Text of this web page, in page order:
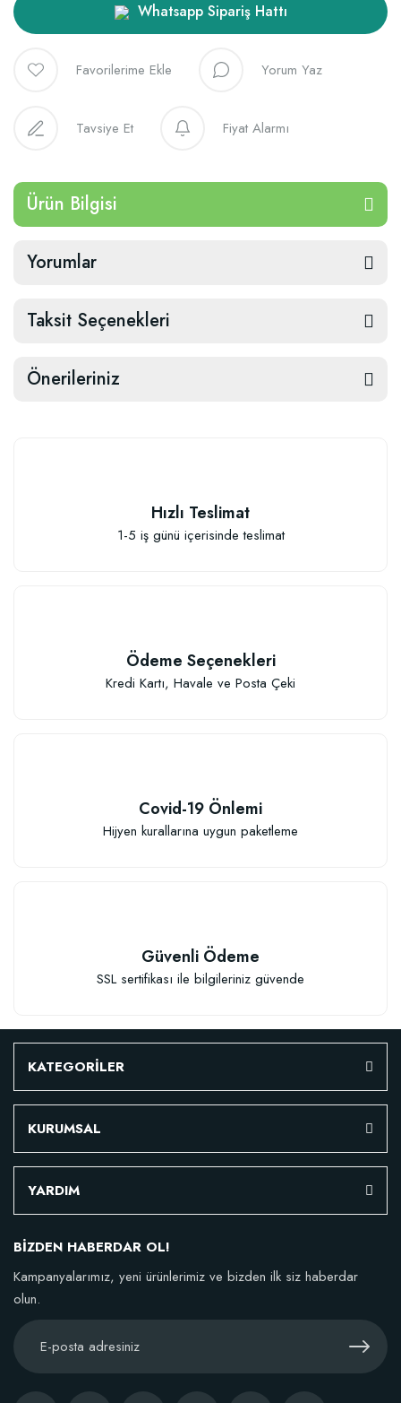
Whatsapp Sipariş Hattı
Yorum Yaz
Tavsiye Et Fiyat Alarmı
Ürün Bilgisi
Yorumlar
Taksit Seçenekleri
Önerileriniz
Hızlı Teslimat
1-5 iş günü içerisinde teslimat
Ödeme Seçenekleri
Kredi Kartı, Havale ve Posta Çeki
Covid-19 Önlemi
Hijyen kurallarına uygun paketleme
Güvenli Ödeme
SSL sertifikası ile bilgileriniz güvende
KATEGORİLER
KURUMSAL
YARDIM
BİZDEN HABERDAR OL!
Kampanyalarımız, yeni ürünlerimiz ve bizden ilk siz haberdar
olun.